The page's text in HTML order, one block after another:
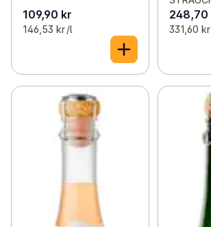
109,90 kr
146,53 kr /l
248,70
331,60